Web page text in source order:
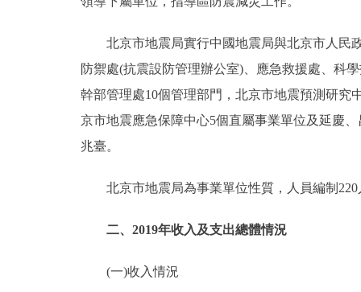
北京市地震局實行中國地震局與北京市人民政
防禦處(抗震設防管理辦公室)、應急救援處、科
幹部管理處10個管理部門，北京市地震預測研
京市地震應急保障中心5個直屬事業單位及延慶
兆臺。
北京市地震局為事業單位性質，人員編制220
二、2019年收入及支出總體情況
(一)收入情況